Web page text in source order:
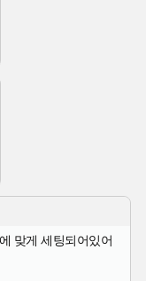
맞게 세팅되어있어